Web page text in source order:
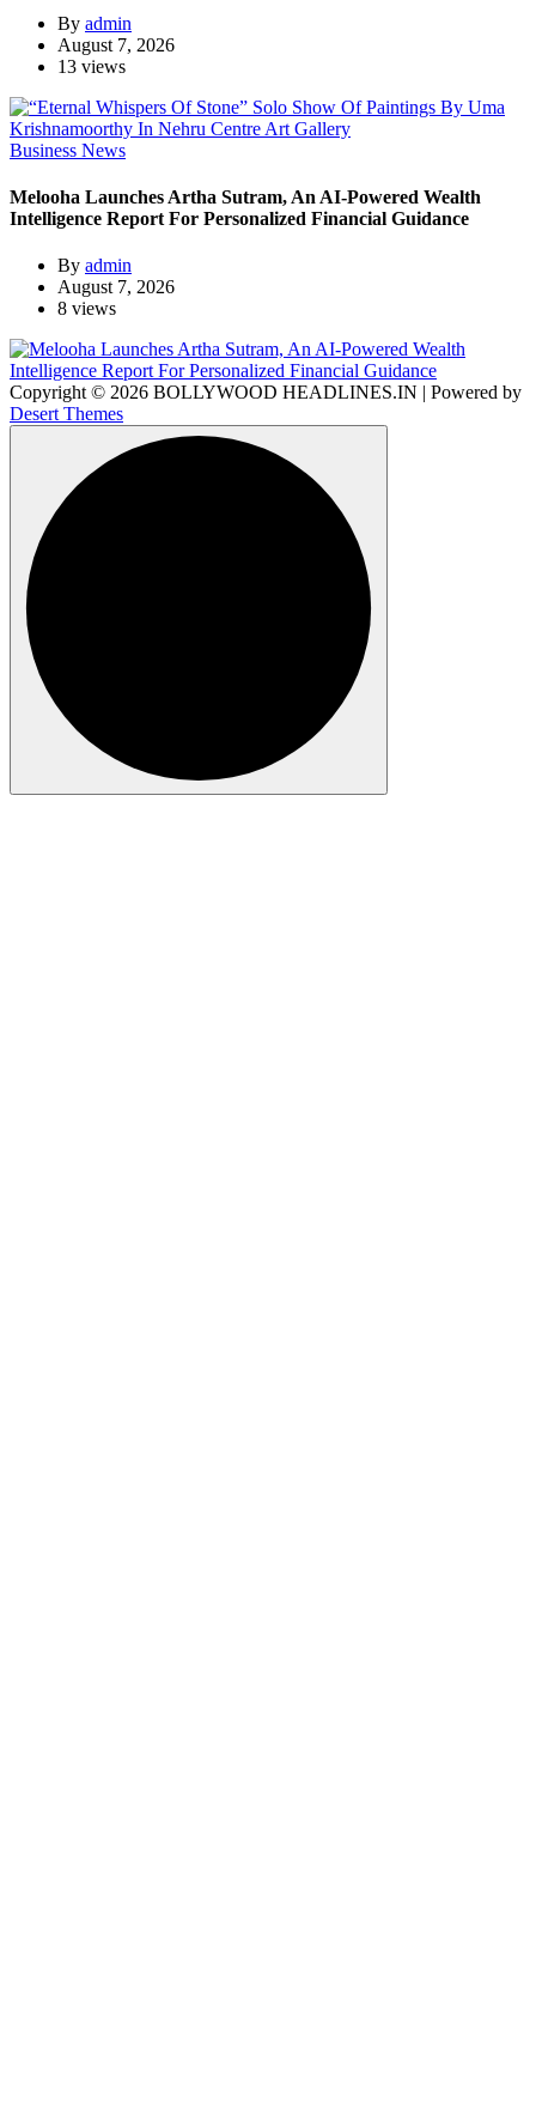
By admin
August 7, 2026
13 views
Business News
Melooha Launches Artha Sutram, An AI-Powered Wealth
Intelligence Report For Personalized Financial Guidance
By admin
August 7, 2026
8 views
Copyright © 2026 BOLLYWOOD HEADLINES.IN | Powered by
Desert Themes